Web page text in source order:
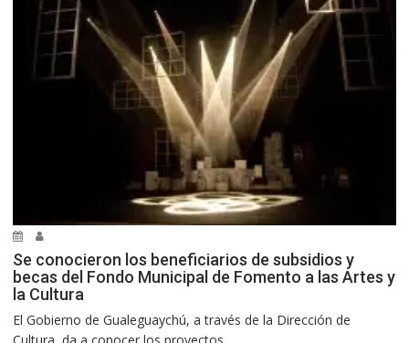
Se conocieron los beneficiarios de subsidios y
becas del Fondo Municipal de Fomento a las Artes y
la Cultura
El Gobierno de Gualeguaychú, a través de la Dirección de